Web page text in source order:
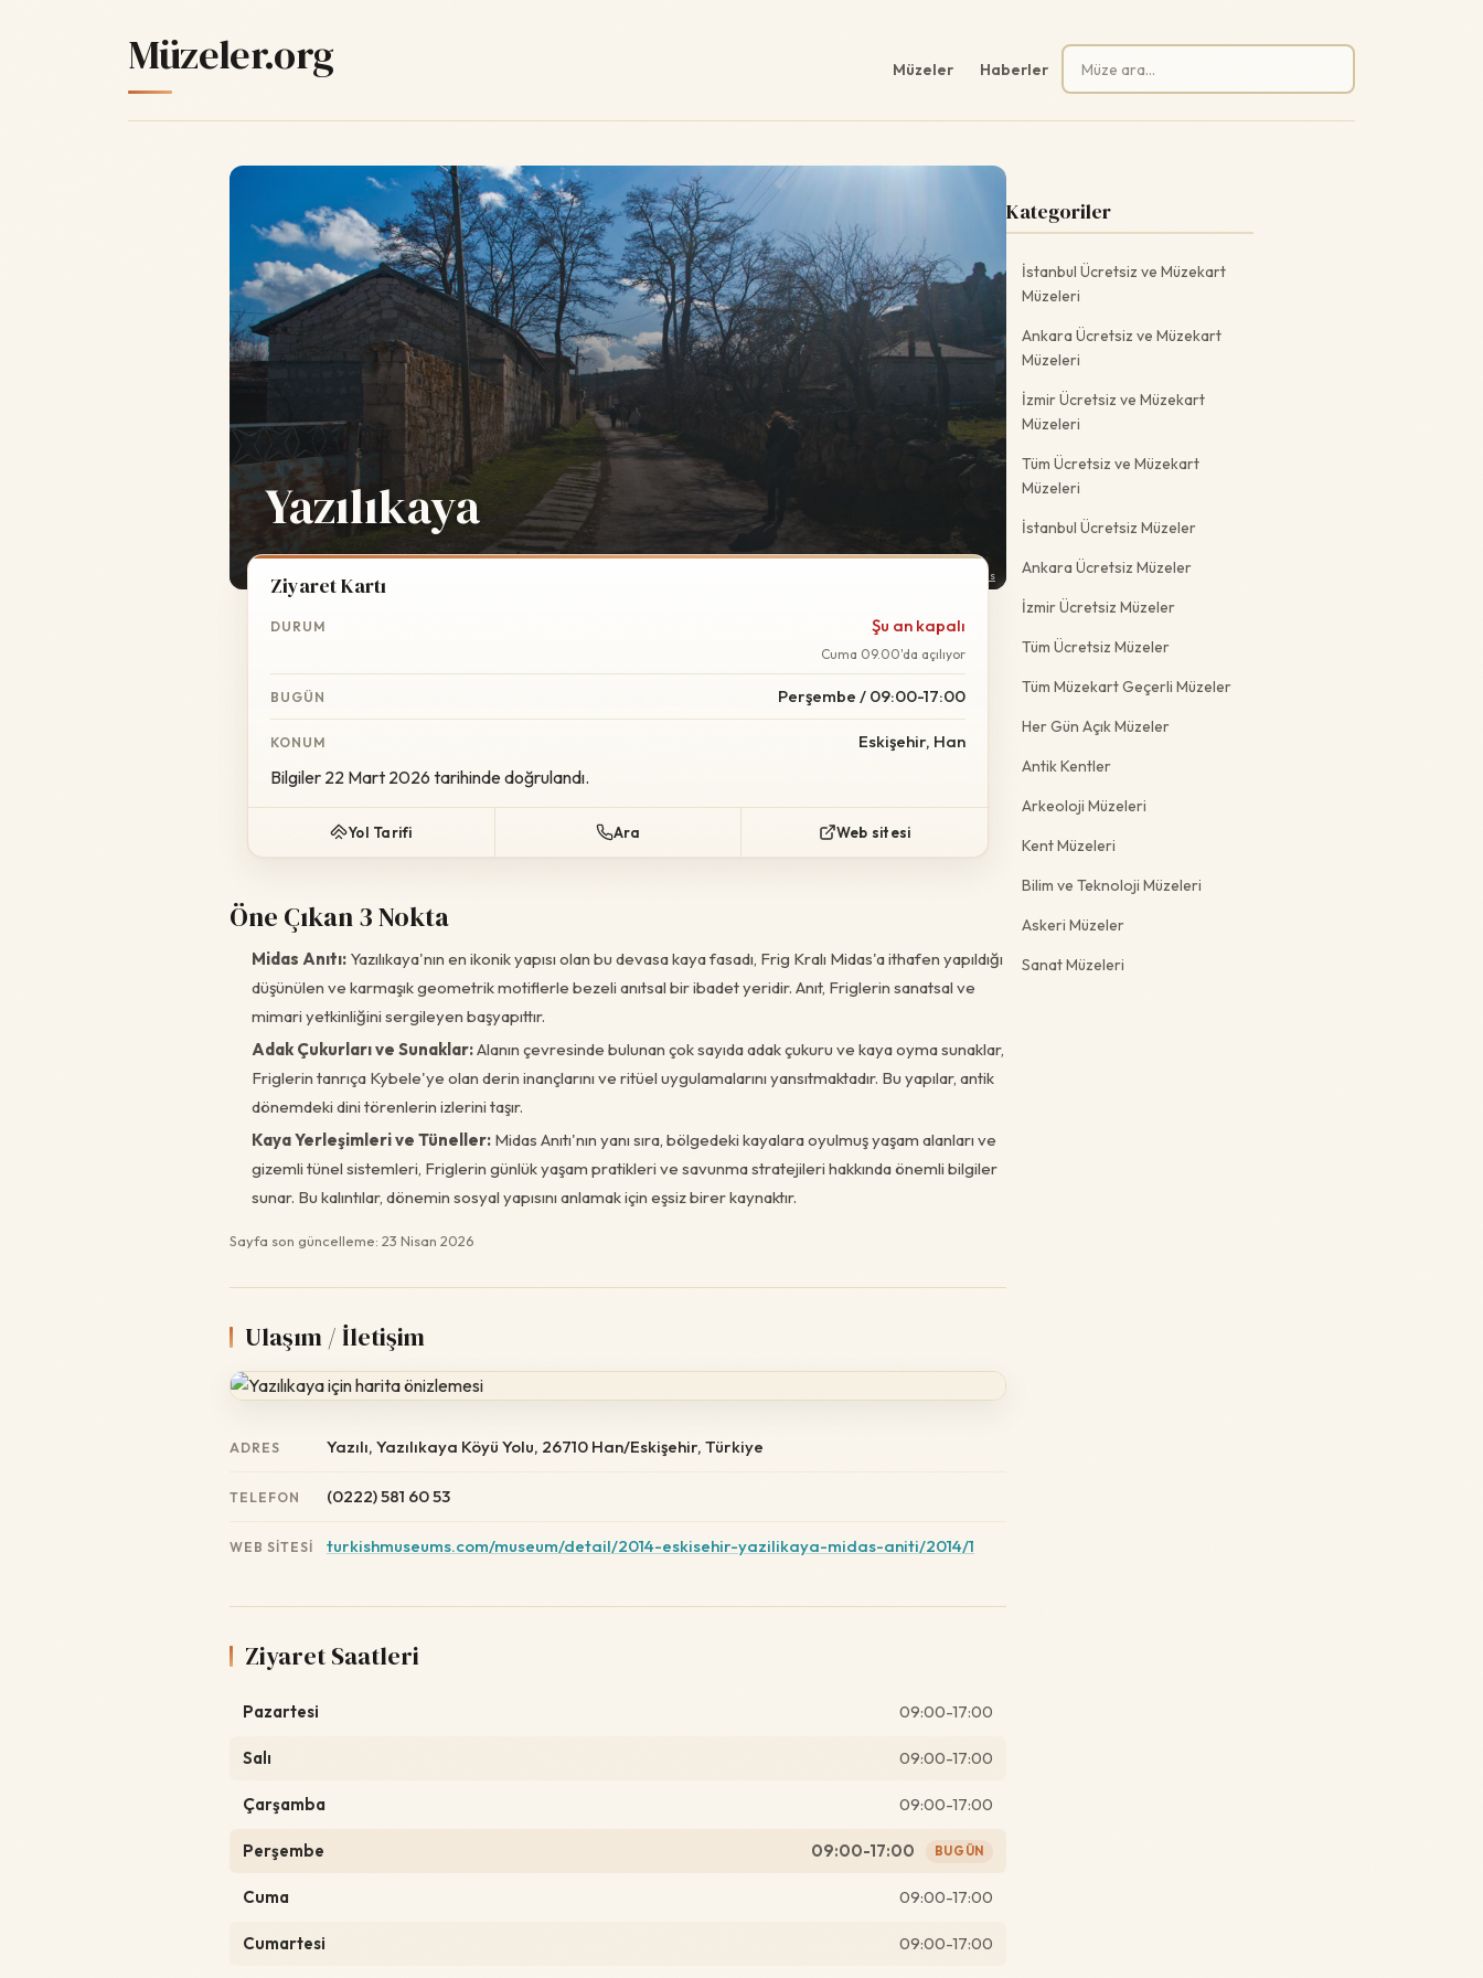
Müzeler.org Müzeler Haberler
Arama:
Yazılıkaya
Wikimedia Commons
Ziyaret Kartı
DURUM Şu an kapalı
Cuma 09.00'da açılıyor
BUGÜN Perşembe / 09:00-17:00
KONUM Eskişehir, Han
Bilgiler 22 Mart 2026 tarihinde doğrulandı.
Yol Tarifi Ara Web sitesi
Öne Çıkan 3 Nokta
Midas Anıtı: Yazılıkaya'nın en ikonik yapısı olan bu devasa kaya fasadı, Frig Kralı Midas'a ithafen yapıldığı
düşünülen ve karmaşık geometrik motiflerle bezeli anıtsal bir ibadet yeridir. Anıt, Friglerin sanatsal ve
mimari yetkinliğini sergileyen başyapıttır.
Adak Çukurları ve Sunaklar:Alanın çevresinde bulunan çok sayıda adak çukuru ve kaya oyma sunaklar,
Friglerin tanrıça Kybele'ye olan derin inançlarını ve ritüel uygulamalarını yansıtmaktadır. Bu yapılar, antik
dönemdeki dini törenlerin izlerini taşır.
Kaya Yerleşimleri ve Tüneller: Midas Anıtı'nın yanı sıra, bölgedeki kayalara oyulmuş yaşam alanları ve
gizemli tünel sistemleri, Friglerin günlük yaşam pratikleri ve savunma stratejileri hakkında önemli bilgiler
sunar. Bu kalıntılar, dönemin sosyal yapısını anlamak için eşsiz birer kaynaktır.
Sayfa son güncelleme: 23 Nisan 2026
Ulaşım / İletişim
ADRES Yazılı, Yazılıkaya Köyü Yolu, 26710 Han/Eskişehir, Türkiye
TELEFON (0222) 581 60 53
WEB SITESI turkishmuseums.com/museum/detail/2014-eskisehir-yazilikaya-midas-aniti/2014/1
Ziyaret Saatleri
Pazartesi 09:00-17:00
Salı 09:00-17:00
Çarşamba 09:00-17:00
Perşembe 09:00-17:00 BUGÜN
Cuma 09:00-17:00
Cumartesi 09:00-17:00
Kategoriler
İstanbul Ücretsiz ve Müzekart
Müzeleri
Ankara Ücretsiz ve Müzekart
Müzeleri
İzmir Ücretsiz ve Müzekart
Müzeleri
Tüm Ücretsiz ve Müzekart
Müzeleri
İstanbul Ücretsiz Müzeler
Ankara Ücretsiz Müzeler
İzmir Ücretsiz Müzeler
Tüm Ücretsiz Müzeler
Tüm Müzekart Geçerli Müzeler
Her Gün Açık Müzeler
Antik Kentler
Arkeoloji Müzeleri
Kent Müzeleri
Bilim ve Teknoloji Müzeleri
Askeri Müzeler
Sanat Müzeleri